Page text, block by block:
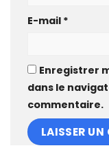
E-mail *
Enregistrer
dans le
commentaire.